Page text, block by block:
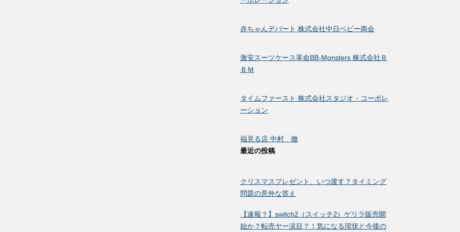
赤ちゃんデパート 株式会社中日ベビー商会
激安スーツケース革命BB-Monsters 株式会社Ｂ
ＢＭ
タイムファースト 株式会社スタジオ・コーポレ
ーション
福見る店 中村 徹
最近の投稿
クリスマスプレゼント、いつ渡す？タイミング
問題の意外な答え
【速報？】switch2（スイッチ2）ゲリラ販売開
始か？転売ヤー涙目？！気になる現状と今後の